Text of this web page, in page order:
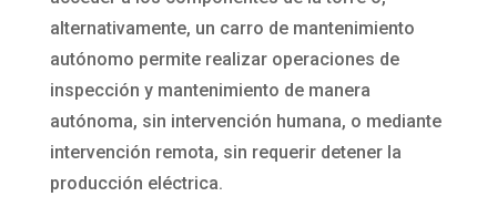
alternativamente, un carro de mantenimiento
autónomo permite realizar operaciones de
inspección y mantenimiento de manera
autónoma, sin intervención humana, o mediante
intervención remota, sin requerir detener la
producción eléctrica.